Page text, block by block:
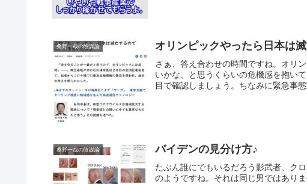
桑野一哉の陰謀論 オリンピックやったら日本は
さぁ、答え合わせの時間ですね。オリ
いかな、と思うくらいの危機感を抱い
目で確認しましょう。ちなみに緊急事
桑野一哉の陰謀論 バイデンの見分け方♪
たぶん誰にでもいるだろう影武者、ク
のようですね。それは同じ男ではあり